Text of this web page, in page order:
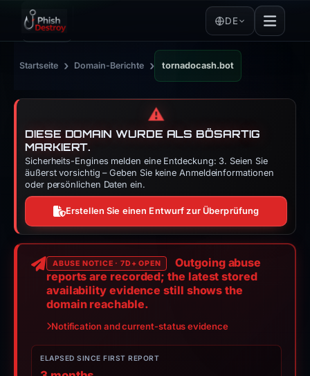
DE
Startseite › Domain-Berichte › tornadocash.bot
⚠️
DIESE DOMAIN WURDE ALS BÖSARTIG
MARKIERT.
Sicherheits-Engines melden eine Entdeckung: 3. Seien Sie
äußerst vorsichtig – Geben Sie keine Anmeldeinformationen
oder persönlichen Daten ein.
Erstellen Sie einen Entwurf zur Überprüfung
ABUSE NOTICE · 7D+ OPEN
Outgoing abuse
reports are recorded; the latest stored
availability evidence still shows the
domain reachable.
Notification and current-status evidence
ELAPSED SINCE FIRST REPORT